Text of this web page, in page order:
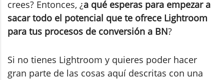
crees? Entonces, ¿a qué esperas para empezar a
sacar todo el potencial que te ofrece Lightroom
para tus procesos de conversión a BN?
Si no tienes Lightroom y quieres poder hacer
gran parte de las cosas aquí descritas con una